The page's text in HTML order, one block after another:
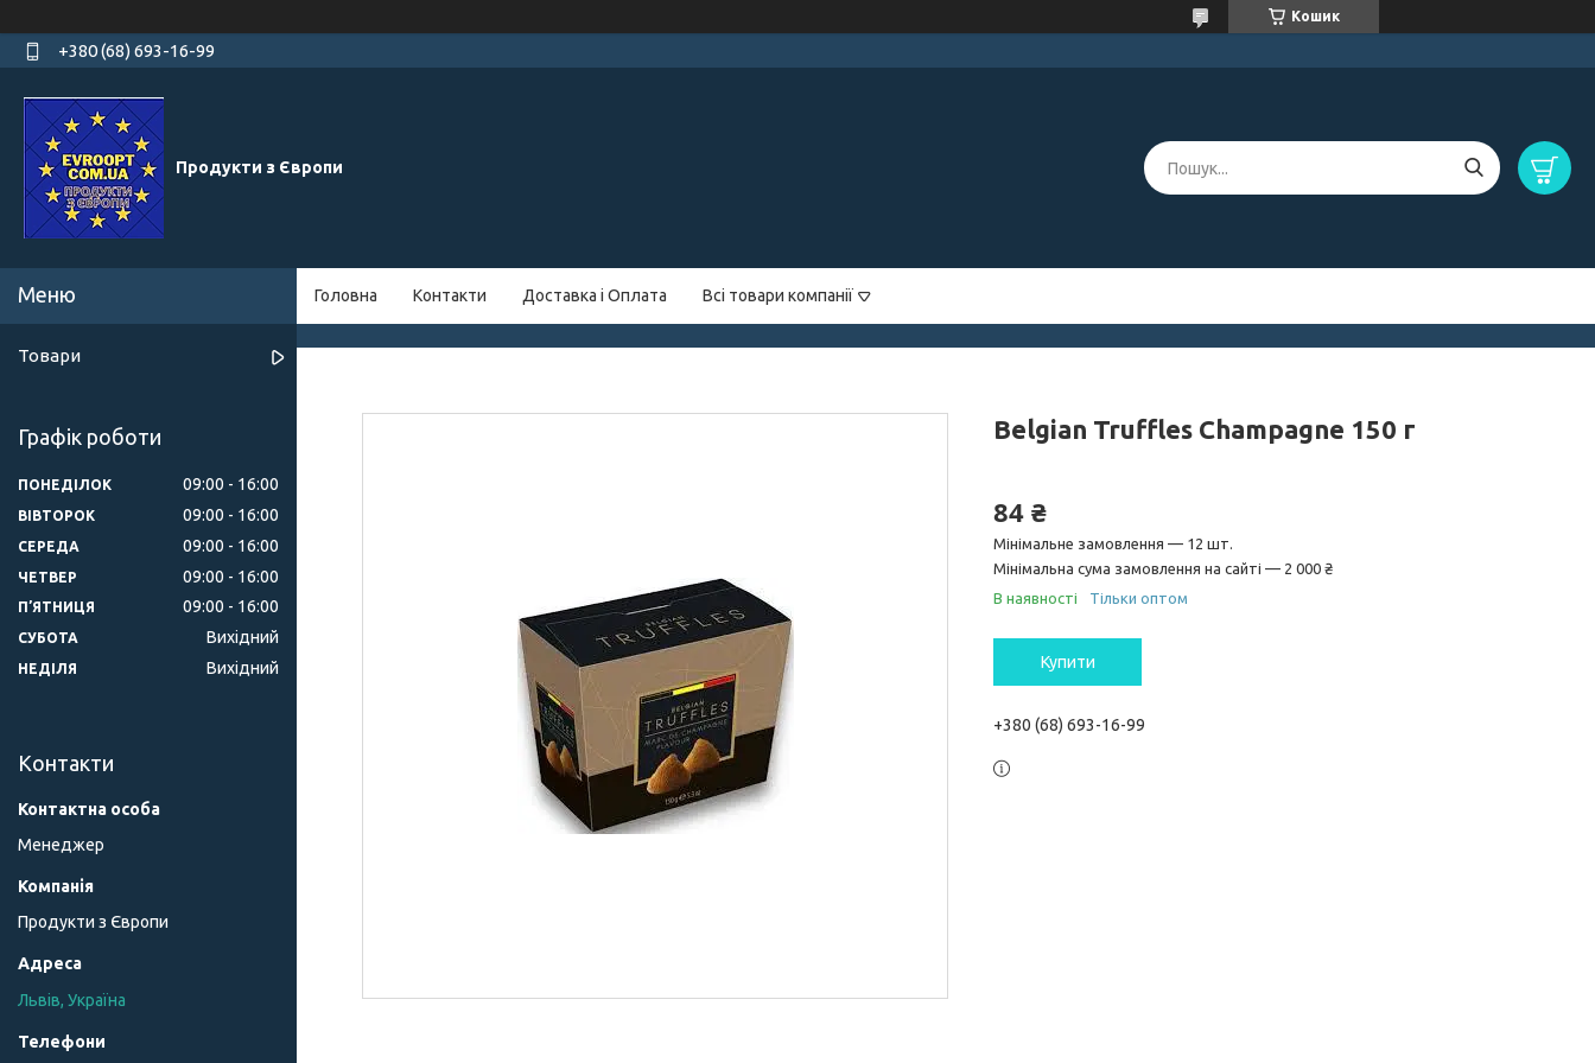
Кошик
+380 (68) 693-16-99
Продукти з Європи
Головна Контакти Доставка і Оплата Всі товари компанії
Belgian Truffles Champagne 150 г
84 ₴
Мінімальне замовлення — 12 шт.
Мінімальна сума замовлення на сайті — 2 000 ₴
В наявності
Тільки оптом
Купити
+380 (68) 693-16-99
Товари
Графік роботи
ПОНЕДІЛОК 09:00 16:00
ВІВТОРОК 09:00 16:00
СЕРЕДА 09:00 16:00
ЧЕТВЕР 09:00 16:00
ПʼЯТНИЦЯ 09:00 16:00
СУБОТА Вихідний
НЕДІЛЯ Вихідний
Контакти
Менеджер
Продукти з Європи
Львів, Україна